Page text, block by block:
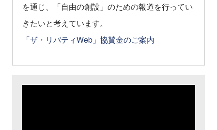
を通じ、「自由の創設」のための報道を行ってい
きたいと考えています。
「ザ・リバティWeb」協賛金のご案内